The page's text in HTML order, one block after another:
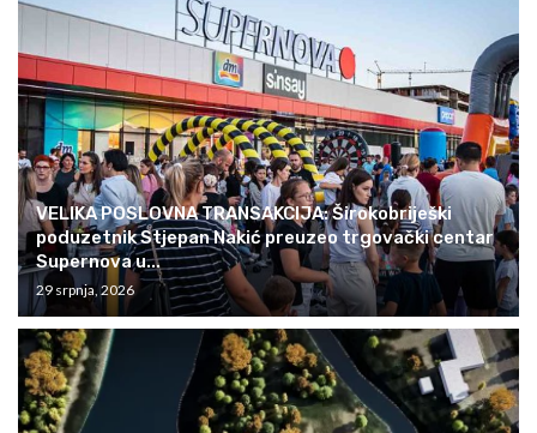
VELIKA POSLOVNA TRANSAKCIJA: Širokobriješki
poduzetnik Stjepan Nakić preuzeo trgovački centar
Supernova u...
29 srpnja, 2026